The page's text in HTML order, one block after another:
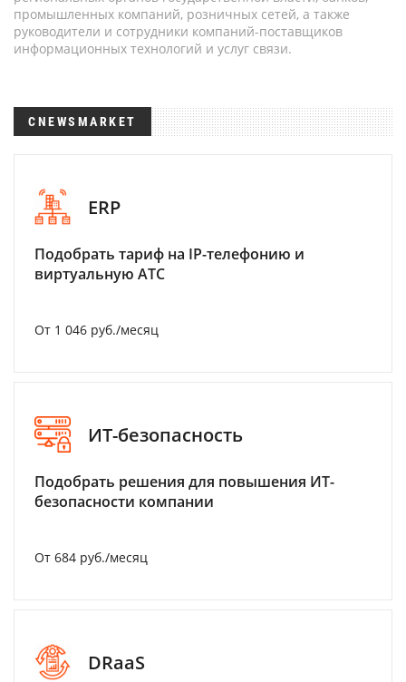
промышленных компаний, розничных сетей, а также
руководители и сотрудники компаний-поставщиков
информационных технологий и услуг связи.
CNEWSMARKET
ERP
Подобрать тариф на IP-телефонию и
виртуальную АТС
От 1 046 руб./месяц
ИТ-безопасность
Подобрать решения для повышения ИТ-
безопасности компании
От 684 руб./месяц
DRaaS